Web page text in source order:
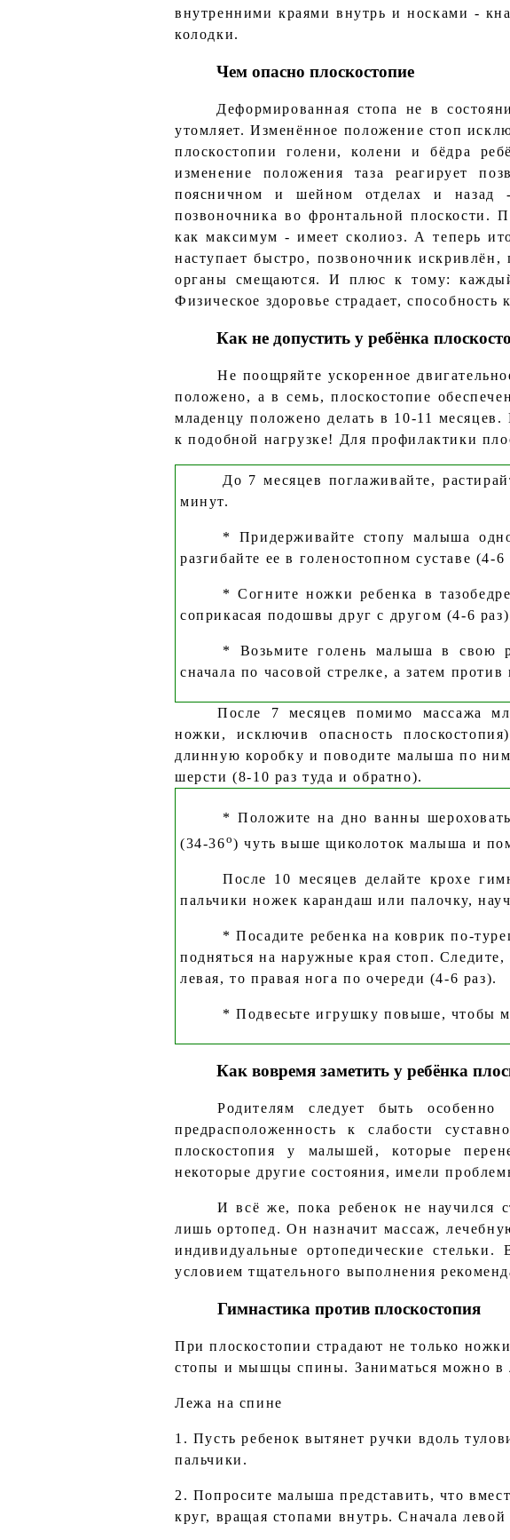
внутренними краями внутрь и носками -
колодки.
Чем опасно плоскостопие
Деформированная стопа не в
утомляет. Изменённое положение стоп
плоскостопии голени, колени и бёдра
изменение положения таза реагирует
поясничном и шейном отделах и назад
позвоночника во фронтальной плоскости.
как максимум - имеет сколиоз. А теперь
наступает быстро, позвоночник
органы смещаются. И плюс к тому:
Физическое здоровье страдает,
Как не допустить у ребёнка
Не поощряйте ускоренное
положено, а в семь, плоскостопие
младенцу положено делать в 10-11
к подобной нагрузке! Для профилактики
До 7 месяцев поглаживайте,
минут.
* Придерживайте стопу малыша
разгибайте ее в голеностопном суставе (4-6
* Согните ножки ребенка в
соприкасая подошвы друг с другом (4-6
* Возьмите голень малыша в свою
сначала по часовой стрелке, а затем против
После 7 месяцев помимо массажа
ножки, исключив опасность
длинную коробку и поводите малыша по
шерсти (8-10 раз туда и обратно).
* Положите на дно ванны
(34-36о) чуть выше щиколоток малыша и
После 10 месяцев делайте крохе
пальчики ножек карандаш или палочку,
* Посадите ребенка на коврик по-
подняться на наружные края стоп.
левая, то правая нога по очереди (4-6 раз).
* Подвесьте игрушку повыше, чтобы
Как вовремя заметить у ребёнка
Родителям следует быть
предрасположенность к слабости
плоскостопия у малышей, которые
некоторые другие состояния, имели
И всё же, пока ребенок не научился
лишь ортопед. Он назначит массаж,
индивидуальные ортопедические
условием тщательного выполнения
Гимнастика против плоскостопия
При плоскостопии страдают не только
стопы и мышцы спины. Заниматься можно в
Лежа на спине
1. Пусть ребенок вытянет ручки вдоль
пальчики.
2. Попросите малыша представить, что
круг, вращая стопами внутрь. Сначала